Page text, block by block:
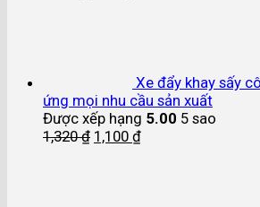
Xe đẩy khay sấy
ứng mọi nhu cầu sản xuất
Được xếp hạng 5.00 5 sao
1,320₫ 1,100 ₫